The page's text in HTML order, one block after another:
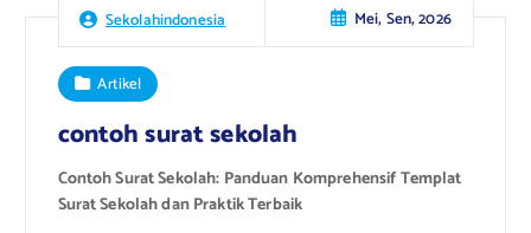
Sekolahindonesia Mei, Sen, 2026
Artikel
contoh surat sekolah
Contoh Surat Sekolah: Panduan Komprehensif Templat
Surat Sekolah dan Praktik Terbaik